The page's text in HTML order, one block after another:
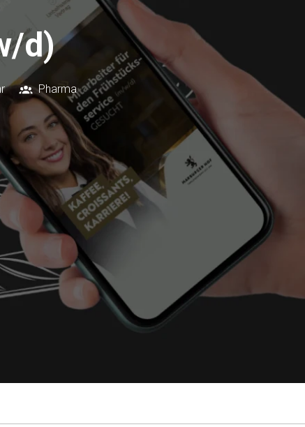
d)
Pharma